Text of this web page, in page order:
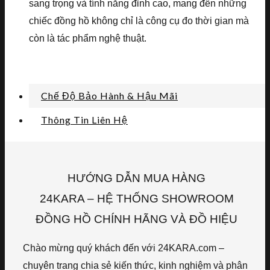
sang trọng và tính năng đỉnh cao, mang đến những
chiếc đồng hồ không chỉ là công cụ đo thời gian mà
còn là tác phẩm nghệ thuật.
Chế Độ Bảo Hành & Hậu Mãi
Thông Tin Liên Hệ
HƯỚNG DẪN MUA HÀNG
24KARA – HỆ THỐNG SHOWROOM
ĐỒNG HỒ CHÍNH HÃNG VÀ ĐỒ HIỆU
Chào mừng quý khách đến với 24KARA.com –
chuyên trang chia sẻ kiến thức, kinh nghiệm và phân